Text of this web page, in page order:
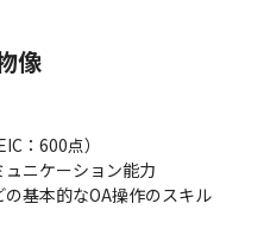
業務理解を深めます
している資格を取得するため
業とのコミュニケーション力
像
：600点）
ュニケーション能力
基本的なOA操作のスキル